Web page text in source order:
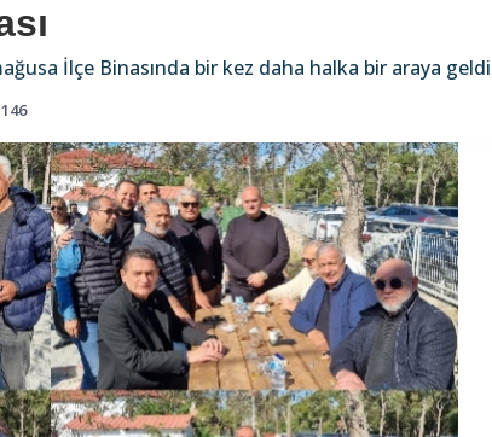
İlçe Binasında bir kez daha halka bir araya geldi
146